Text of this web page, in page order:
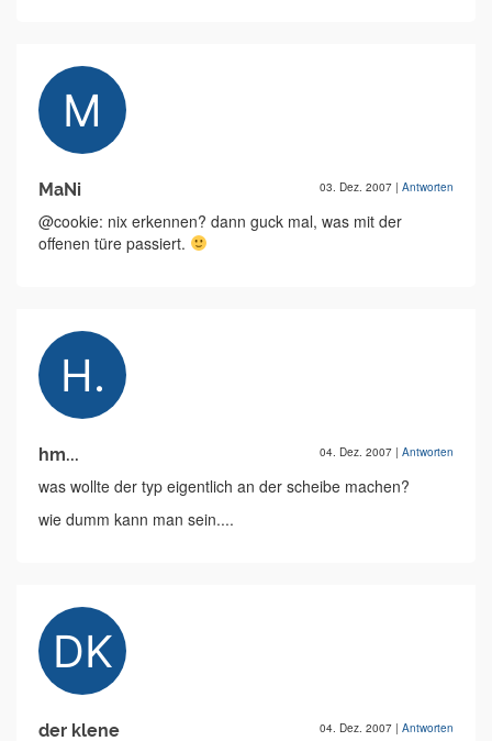
MaNi 03. Dez. 2007 | Antworten
@cookie: nix erkennen? dann guck mal, was mit der
offenen türe passiert.
hm... 04. Dez. 2007 | Antworten
was wollte der typ eigentlich an der scheibe machen?
wie dumm kann man sein....
der klene 04. Dez. 2007 | Antworten